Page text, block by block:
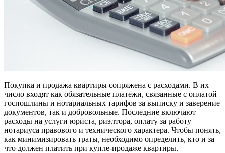
Покупка и продажа квартиры сопряжена с расходами. В их
число входят как обязательные платежи, связанные с оплатой
госпошлины и нотариальных тарифов за выписку и заверение
документов, так и добровольные. Последние включают
расходы на услуги юриста, риэлтора, оплату за работу
нотариуса правового и технического характера. Чтобы понять,
как минимизировать траты, необходимо определить, кто и за
что должен платить при купле-продаже квартиры.